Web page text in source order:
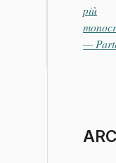
più
—